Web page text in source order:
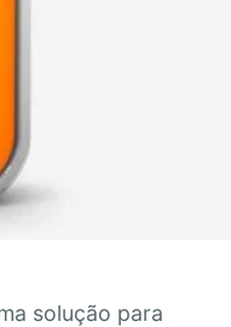
solução para